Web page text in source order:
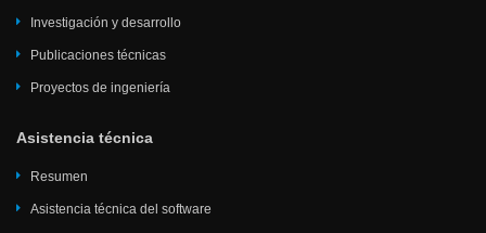
Investigación y desarrollo
Publicaciones técnicas
Proyectos de ingeniería
Asistencia técnica
Resumen
Asistencia técnica del software